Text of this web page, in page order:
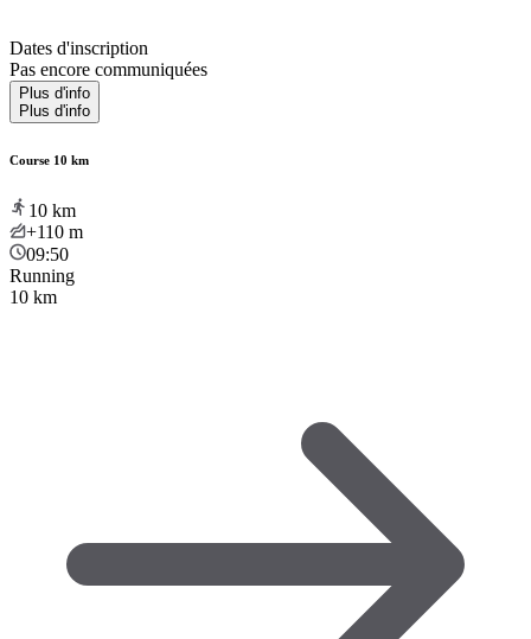
Dates d'inscription
Pas encore communiquées
Plus d'info
Plus d'info
Course 10 km
10 km
+110 m
09:50
Running
10 km